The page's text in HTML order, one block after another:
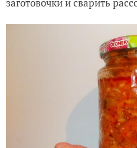
Чем удобрить дерево?